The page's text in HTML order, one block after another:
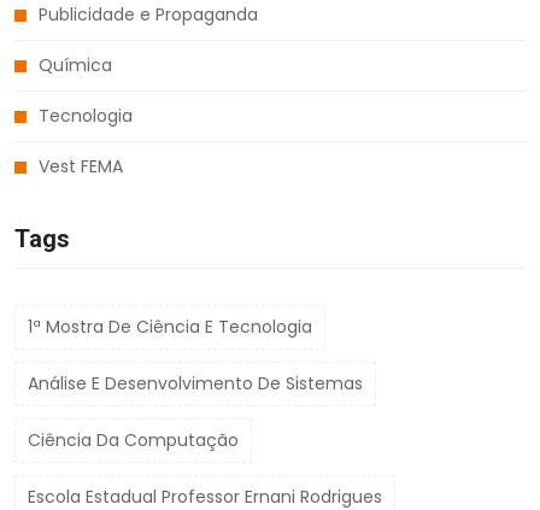
Publicidade e Propaganda
Química
Tecnologia
Vest FEMA
Tags
1ª Mostra De Ciência E Tecnologia
Análise E Desenvolvimento De Sistemas
Ciência Da Computação
Escola Estadual Professor Ernani Rodrigues